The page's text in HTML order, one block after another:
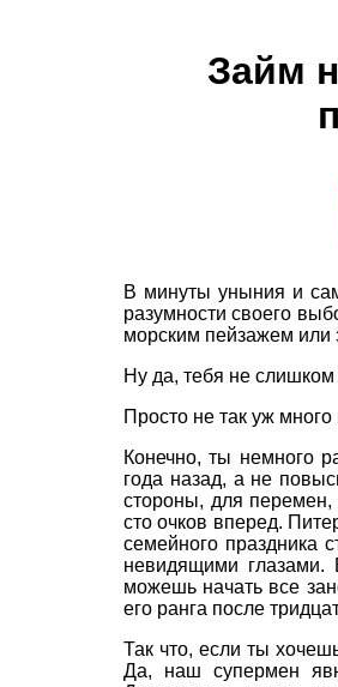
Займ
В минуты уныния и
разумности своего
морским пейзажем или
Ну да, тебя не слишком
Просто не так уж
Конечно, ты немного
года назад, а не
стороны, для
сто очков вперед.
семейного праздника
невидящими
можешь начать все
его ранга после
Так что, если ты
Да, наш супермен